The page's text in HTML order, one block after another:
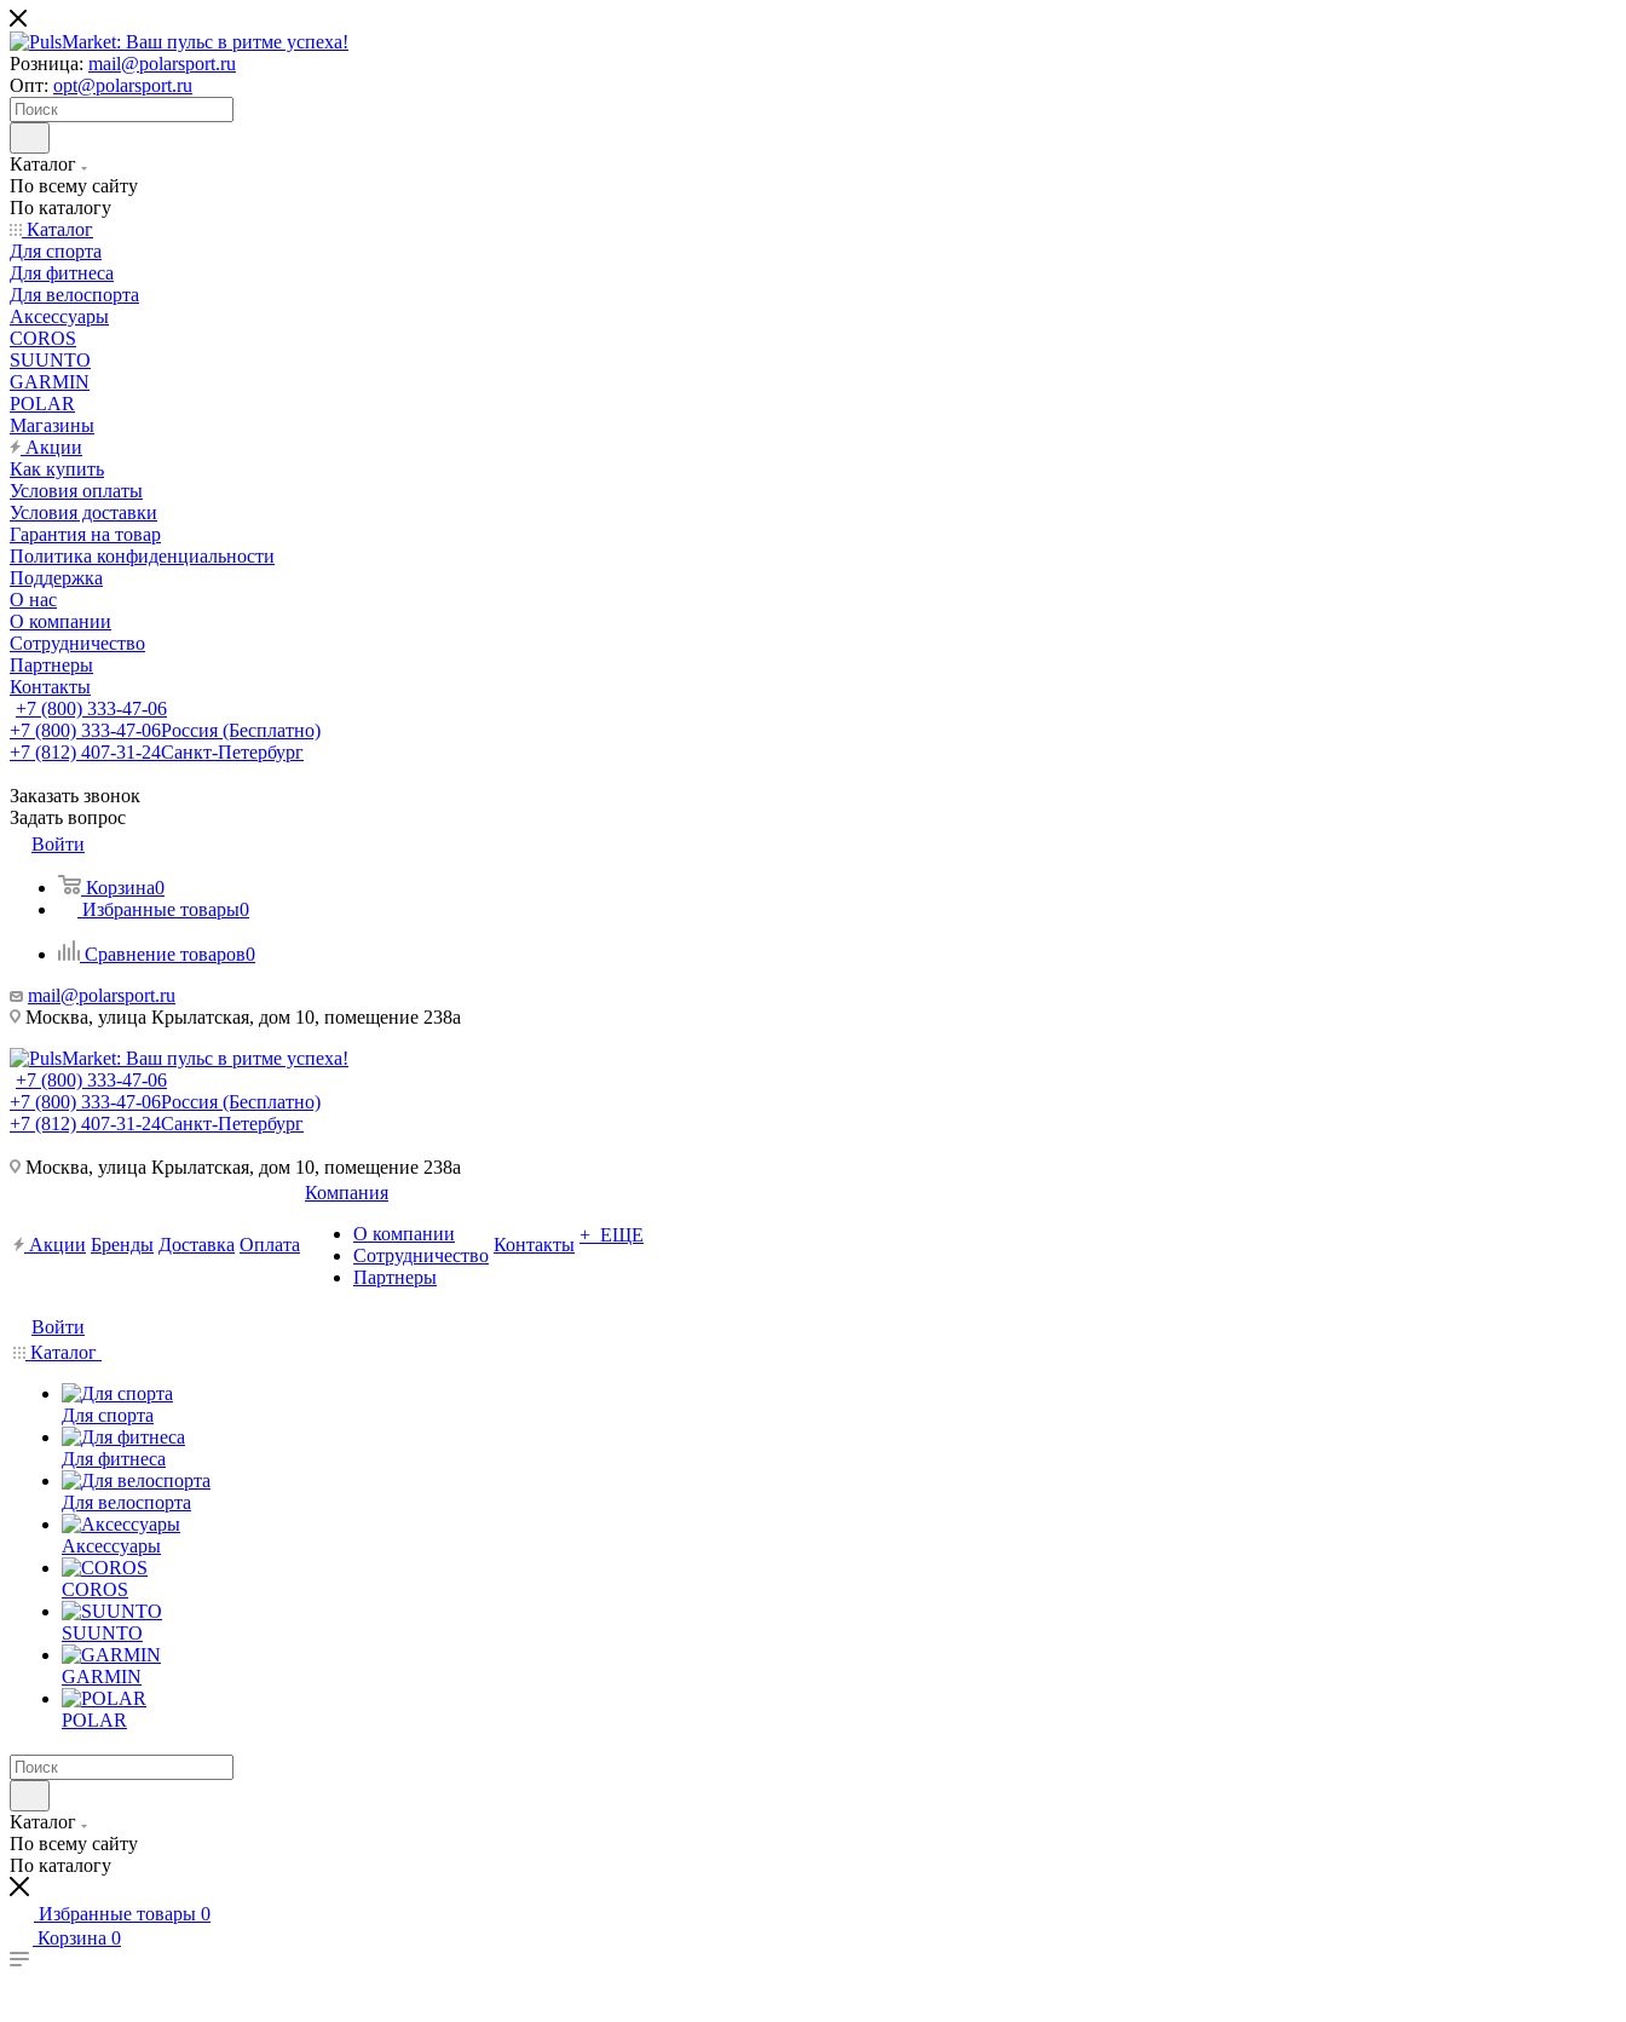
Розница: mail@polarsport.ru
Опт: opt@polarsport.ru
Каталог
По всему сайту
По каталогу
Каталог
Для спорта
Для фитнеса
Для велоспорта
Аксессуары
COROS
SUUNTO
GARMIN
POLAR
Магазины
Акции
Как купить
Условия оплаты
Условия доставки
Гарантия на товар
Политика конфиденциальности
Поддержка
О нас
О компании
Сотрудничество
Партнеры
Контакты
+7 (800) 333-47-06
+7 (800) 333-47-06Россия (Бесплатно)
+7 (812) 407-31-24Санкт-Петербург
Заказать звонок
Задать вопрос
Войти
Корзина0
Избранные товары0
Сравнение товаров0
mail@polarsport.ru
Москва, улица Крылатская, дом 10, помещение 238а
+7 (800) 333-47-06
+7 (800) 333-47-06Россия (Бесплатно)
+7 (812) 407-31-24Санкт-Петербург
Москва, улица Крылатская, дом 10, помещение 238а
Акции Бренды Доставка Оплата
Компания
О компании
Сотрудничество
Партнеры
Контакты + ЕЩЕ
Войти
Каталог
Для спорта
Для фитнеса
Для велоспорта
Аксессуары
COROS
SUUNTO
GARMIN
POLAR
Каталог
По всему сайту
По каталогу
Избранные товары 0
Корзина 0